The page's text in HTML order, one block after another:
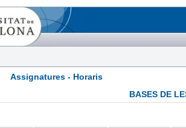
Assignatures - Horaris
BASES DE